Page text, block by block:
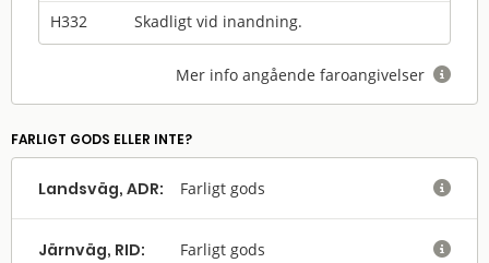
H332 Skadligt vid inandning.
Mer info angående faroangivelser 
FARLIGT GODS ELLER INTE?
Landsväg, ADR: Farligt gods 
Järnväg, RID: Farligt gods 